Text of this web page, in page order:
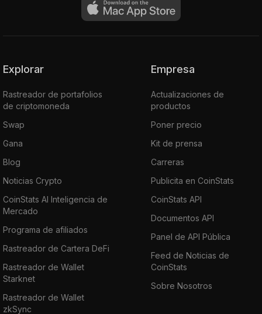
Explorar
Rastreador de portafolios
de criptomoneda
Swap
Gana
Blog
Noticias Crypto
CoinStats AI Inteligencia de
Mercado
Programa de afiliados
Rastreador de Cartera DeFi
Rastreador de Wallet
Starknet
Rastreador de Wallet
zkSync
Empresa
Actualizaciones de
productos
Poner precio
Kit de prensa
Carreras
Publicita en CoinStats
CoinStats API
Documentos API
Panel de API Pública
Feed de Noticias de
CoinStats
Sobre Nosotros